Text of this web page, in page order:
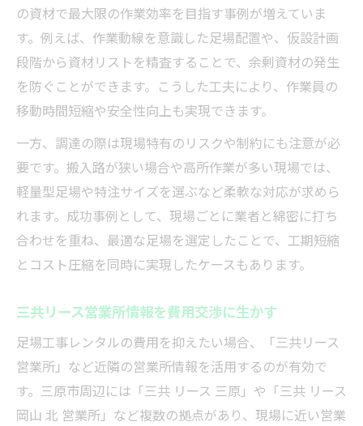
の資材で最大限の作業効率を目指す事例が増えていま
す。例えば、作業動線を意識した足場配置や、仮設計画
段階から資材リストを精査することで、余剰資材の発生
を防ぐことができます。こうした工夫により、作業員の
移動時間短縮や安全性向上も実現できます。
一方、調達の際は現場特有のリスクや制約にも注意が必
要です。搬入路が狭い場合や高所作業が多い現場では、
軽量型足場や特注サイズを選ぶなど柔軟な対応が求めら
れます。成功事例として、現場ごとに業者と綿密に打ち
合わせを重ね、最適な足場を選定したことで、工期短縮
とコスト圧縮を同時に実現したケースもあります。
三共リース営業所情報を費用交渉に生かす
足場工事レンタルの費用を抑えたい場合、「三共リース
営業所」など近隣の営業所情報を活用するのが有効で
す。三原市周辺には「三共 リース 三原」や「三共 リース
岡山 北 営業所」など複数の拠点があり、現場に近い営業